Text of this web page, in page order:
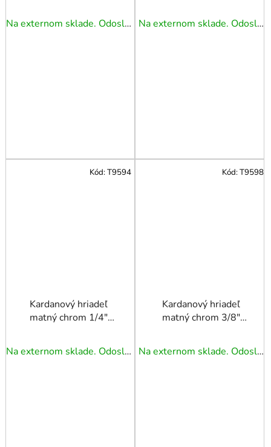
Na externom sklade. Odoslanie 3 - 5 prac. dní.
Na externom sklade. Odoslanie 3 - 5 prac. dní.
Kardanový hriadeľ
matný chrom 1/4"
Na externom sklade. Odoslanie 3 - 5 prac. dní.
Kód:T9594
Kardanový hriadeľ
matný chrom 3/8"
Na externom sklade. Odoslanie 3 - 5 prac. dní.
Kód:T9598